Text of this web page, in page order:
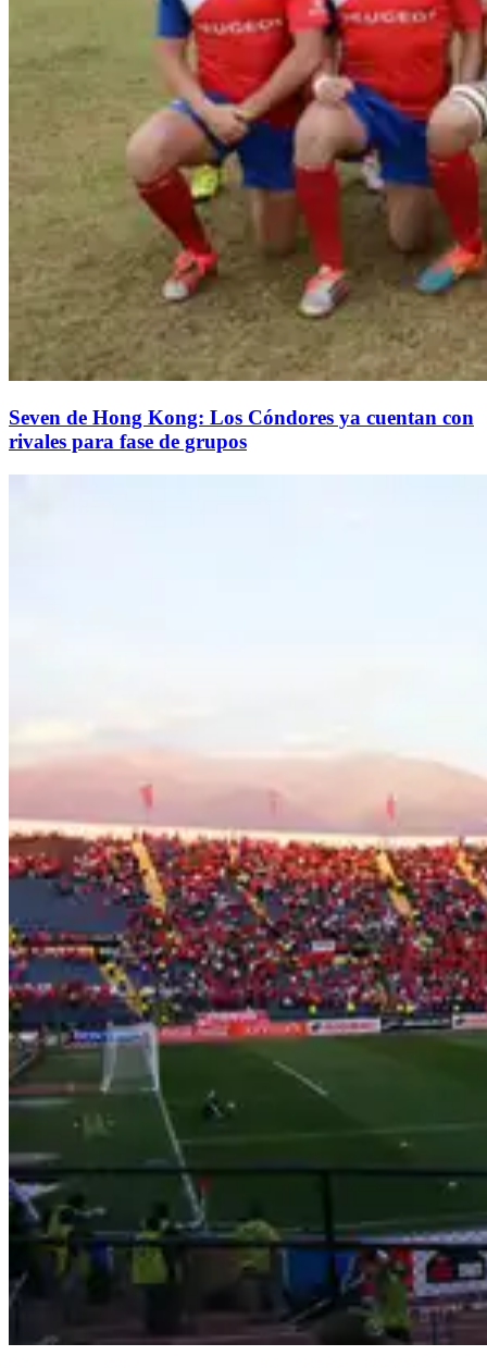
Seven de Hong Kong: Los Cóndores ya cuentan con
rivales para fase de grupos